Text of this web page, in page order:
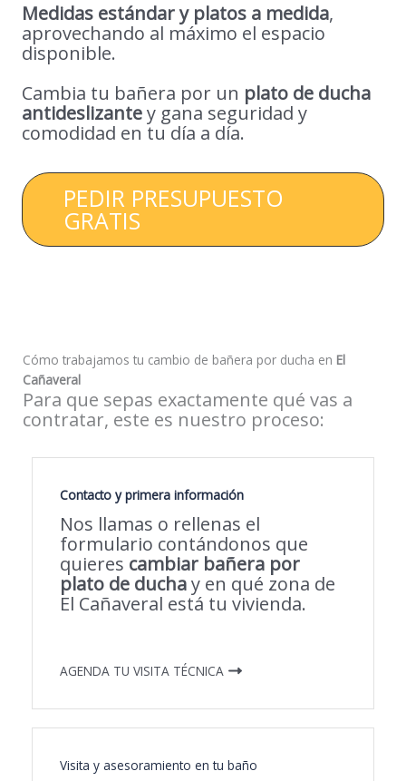
Medidas estándar y platos a medida,
aprovechando al máximo el espacio
disponible.
Cambia tu bañera por un plato de ducha
antideslizantey gana seguridad y
comodidad en tu día a día.
PEDIR PRESUPUESTO
GRATIS
Cómo trabajamos tu cambio de bañera por ducha en El
Cañaveral
Para que sepas exactamente qué vas a
contratar, este es nuestro proceso:
Contacto y primera información
Nos llamas o rellenas el
formulario contándonos que
quieres cambiar bañera por
plato de duchay en qué zona de
El Cañaveral está tu vivienda.
AGENDA TU VISITA TÉCNICA
Visita y asesoramiento en tu baño